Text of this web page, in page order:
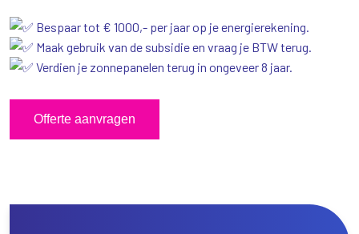
Bespaar tot € 1000,- per jaar op je energierekening.
Maak gebruik van de subsidie en vraag je BTW terug.
Verdien je zonnepanelen terug in ongeveer 8 jaar.
Offerte aanvragen